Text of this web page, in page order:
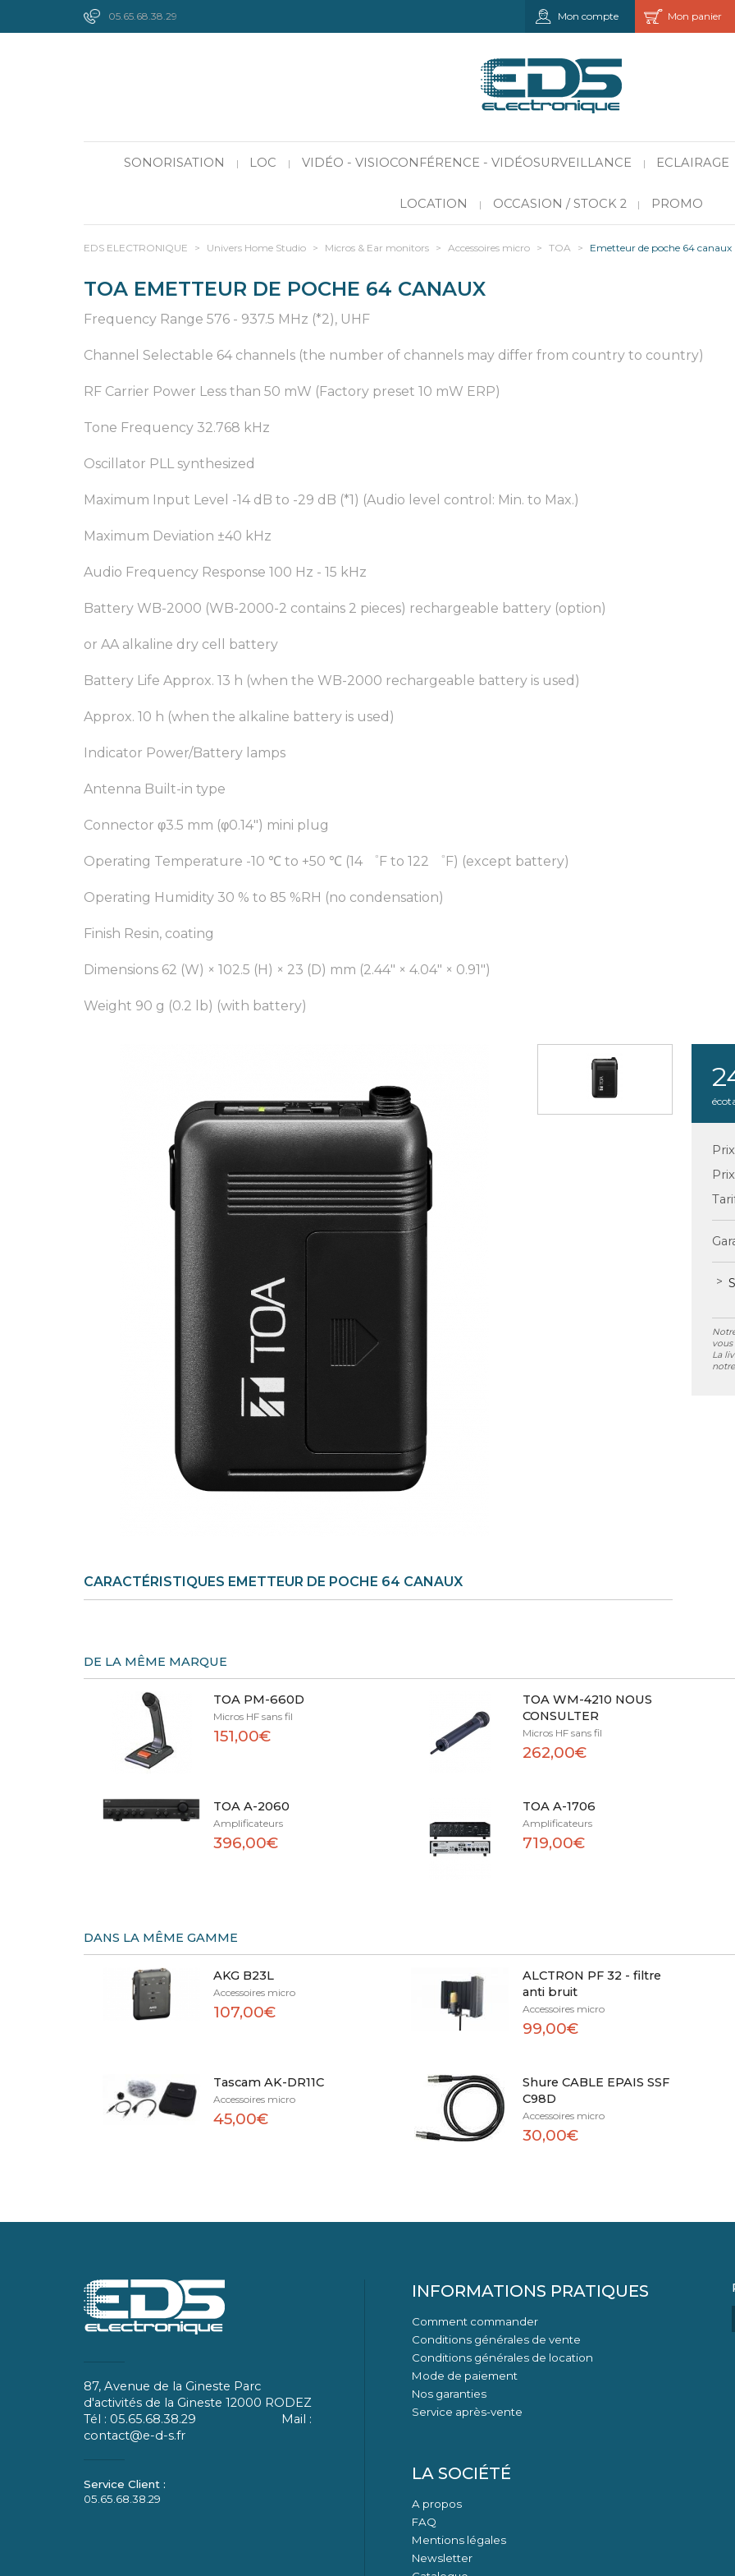
05.65.68.38.29 Mon panier
Mon compte
SONORISATION | LOC | VIDÉO - VISIOCONFÉRENCE - VIDÉOSURVEILLANCE | ECLAIRAGE
LOCATION | OCCASION / STOCK 2 | PROMO
EDS ELECTRONIQUE > Univers Home Studio > Micros & Ear monitors > Accessoires micro > TOA > Emetteur de poche 64 canaux
TOA EMETTEUR DE POCHE 64 CANAUX
Frequency Range 576 - 937.5 MHz (*2), UHF
Channel Selectable 64 channels (the number of channels may differ from country to country)
RF Carrier Power Less than 50 mW (Factory preset 10 mW ERP)
Tone Frequency 32.768 kHz
Oscillator PLL synthesized
Maximum Input Level -14 dB to -29 dB (*1) (Audio level control: Min. to Max.)
Maximum Deviation ±40 kHz
Audio Frequency Response 100 Hz - 15 kHz
Battery WB-2000 (WB-2000-2 contains 2 pieces) rechargeable battery (option)
or AA alkaline dry cell battery
Battery Life Approx. 13 h (when the WB-2000 rechargeable battery is used)
Approx. 10 h (when the alkaline battery is used)
Indicator Power/Battery lamps
Antenna Built-in type
Connector φ3.5 mm (φ0.14") mini plug
Operating Temperature -10 ℃ to +50 ℃ (14 ゜F to 122 ゜F) (except battery)
Operating Humidity 30 % to 85 %RH (no condensation)
Finish Resin, coating
Dimensions 62 (W) × 102.5 (H) × 23 (D) mm (2.44" × 4.04" × 0.91")
Weight 90 g (0.2 lb) (with battery)
La
CARACTÉRISTIQUES EMETTEUR DE POCHE 64 CANAUX
DE LA MÊME MARQUE
TOA PM-660D
Micros HF sans fil
151,00€
TOA WM-4210 NOUS
CONSULTER
Micros HF sans fil
262,00€
TOA A-2060
Amplificateurs
396,00€
TOA A-1706
Amplificateurs
719,00€
DANS LA MÊME GAMME
AKG B23L
Accessoires micro
107,00€
ALCTRON PF 32 - filtre
anti bruit
Accessoires micro
99,00€
Tascam AK-DR11C
Accessoires micro
45,00€
Shure CABLE EPAIS SSF
C98D
Accessoires micro
30,00€
87, Avenue de la Gineste Parc
d'activités de la Gineste 12000 RODEZ
Tél : 05.65.68.38.29 Mail :
contact@e-d-s.fr
05.65.68.38.29
INFORMATIONS PRATIQUES
Comment commander
Conditions générales de vente
Conditions générales de location
Mode de paiement
Nos garanties
Service après-vente
LA SOCIÉTÉ
A propos
FAQ
Mentions légales
Newsletter